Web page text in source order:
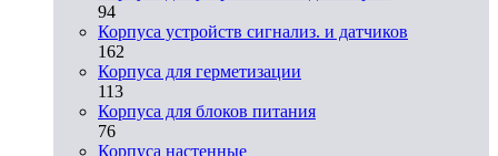
94
Корпуса устройств сигнализ. и датчиков
162
Корпуса для герметизации
113
Корпуса для блоков питания
76
Корпуса настенные